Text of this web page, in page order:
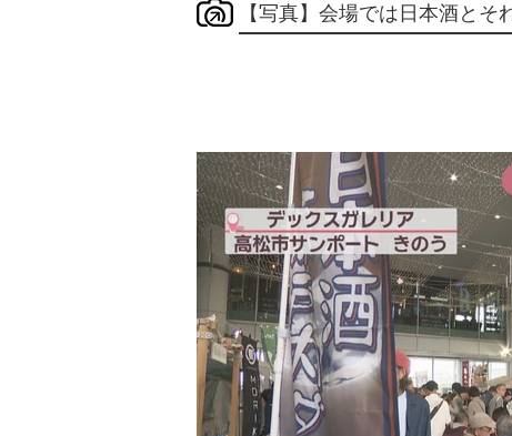
【写真】会場では日本酒と